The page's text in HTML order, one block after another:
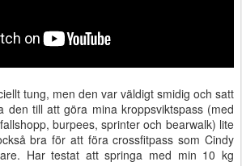
tung, men den var väldigt smidig och satt
den till att göra mina kroppsviktspass (med
burpees, sprinter och bearwalk) lite
bra för att föra crossfitpass som Cindy
Har testat att springa med min 10 kg